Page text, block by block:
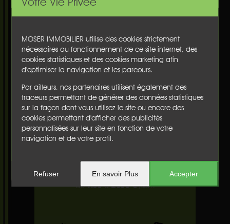
MOSER IMMOBILIER utilise des cookies strictement
nécessaires au fonctionnement de ce site internet, des
cookies statistiques et des cookies marketing afin
d'optimiser la navigation et les parcours.
Par ailleurs, nos partenaires utilisent également des
traceurs permettant de générer des données statistiques
sur la façon dont vous utilisez le site ou encore des
cookies permettant d'afficher des publicités
personnalisées sur leur site en fonction de votre
navigation et de votre profil.
Refuser En savoir Plus Accepter
Cellier communicant avec la maison, espace de rangement
(pour vélos par exemple), lave-linge
Sud-Ouest -
12 m
Store banne, espace repas, salon de jardin
Sud-Ouest
Maison avec piscine
à CAPBRETON
De1150à2850 €/sem